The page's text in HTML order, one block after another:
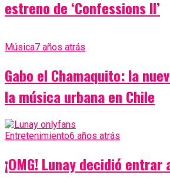
estreno de ‘Confessions II’
Música7 años atrás
Gabo el Chamaquito: la
la música urbana en Chile
Entretenimiento6 años atrás
¡OMG! Lunay decidió entrar